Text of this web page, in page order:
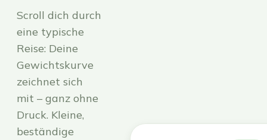
Scroll dich durch
eine typische
Reise: Deine
Gewichtskurve
zeichnet sich
mit – ganz ohne
Druck. Kleine,
beständige